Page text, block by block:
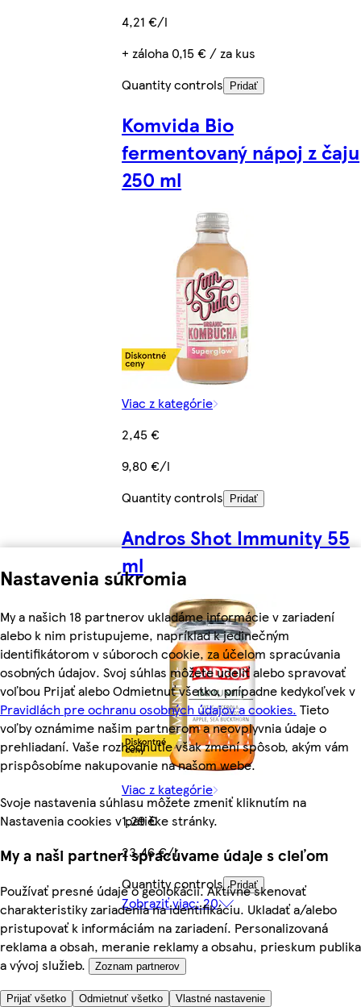
Nastavenia súkromia
My a našich 18 partnerov ukladáme informácie v zariadení
alebo k nim pristupujeme, napríklad k jedinečným
identifikátorom v súboroch cookie, za účelom spracúvania
osobných údajov. Svoj súhlas môžete udeliť alebo spravovať
voľbou Prijať alebo Odmietnuť všetko, prípadne kedykoľvek v
Pravidlách pre ochranu osobných údajov a cookies. Tieto
voľby oznámime našim partnerom a neovplyvnia údaje o
prehliadaní. Vaše rozhodnutie však zmení spôsob, akým vám
prispôsobíme nakupovanie na našom webe.
Svoje nastavenia súhlasu môžete zmeniť kliknutím na
Nastavenia cookies v pätičke stránky.
My a naši partneri spracúvame údaje s cieľom
Používať presné údaje o geolokácii. Aktívne skenovať
charakteristiky zariadenia na identifikáciu. Ukladať a/alebo
pristupovať k informáciám na zariadení. Personalizovaná
reklama a obsah, meranie reklamy a obsahu, prieskum publika
a vývoj služieb.
Zoznam partnerov
Prijať všetko Odmietnuť všetko Vlastné nastavenie
4,21 €/l
+ záloha 0,15 € / za kus
Quantity controls Pridať
Komvida Bio
fermentovaný nápoj z čaju
250 ml
Viac z kategórie
2,45 €
9,80 €/l
Quantity controls
Pridať
Andros Shot Immunity 55
ml
Viac z kategórie
1,29 €
23,46 €/l
Quantity controls
Pridať
Zobraziť viac: 20